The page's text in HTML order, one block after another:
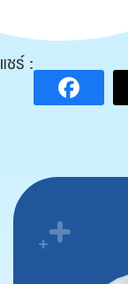
แชร์ :